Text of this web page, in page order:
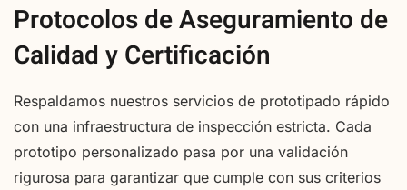
Protocolos de Aseguramiento de
Calidad y Certificación
Respaldamos nuestros servicios de prototipado rápido
con una infraestructura de inspección estricta. Cada
prototipo personalizado pasa por una validación
rigurosa para garantizar que cumple con sus criterios